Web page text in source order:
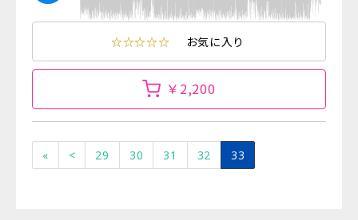
☆☆☆☆☆ お気に入り
￥2,200
« < 29 30 31 32 33